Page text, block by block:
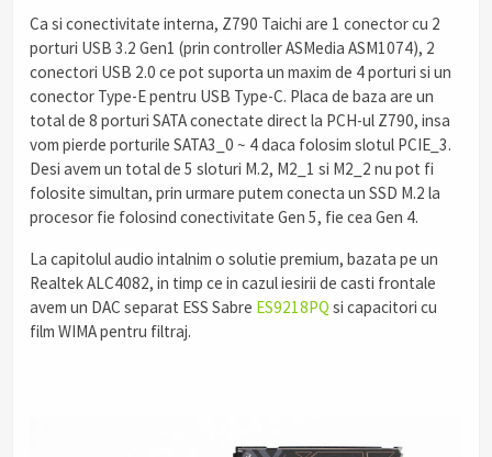
Ca si conectivitate interna, Z790 Taichi are 1 conector cu 2
porturi USB 3.2 Gen1 (prin controller ASMedia ASM1074), 2
conectori USB 2.0 ce pot suporta un maxim de 4 porturi si un
conector Type-E pentru USB Type-C. Placa de baza are un
total de 8 porturi SATA conectate direct la PCH-ul Z790, insa
vom pierde porturile SATA3_0 ~ 4 daca folosim slotul PCIE_3.
Desi avem un total de 5 sloturi M.2, M2_1 si M2_2 nu pot fi
folosite simultan, prin urmare putem conecta un SSD M.2 la
procesor fie folosind conectivitate Gen 5, fie cea Gen 4.
La capitolul audio intalnim o solutie premium, bazata pe un
Realtek ALC4082, in timp ce in cazul iesirii de casti frontale
avem un DAC separat ESS Sabre ES9218PQ si capacitori cu
film WIMA pentru filtraj.